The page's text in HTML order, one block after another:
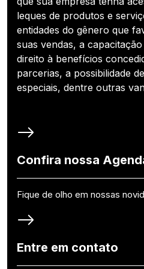
leques de produtos e
entidades do gênero que
suas vendas, a
direito à benefícios
parcerias, a possibilidade
especiais, dentre outras
Confira nossa
Fique de olho em nossas
Entre em contato